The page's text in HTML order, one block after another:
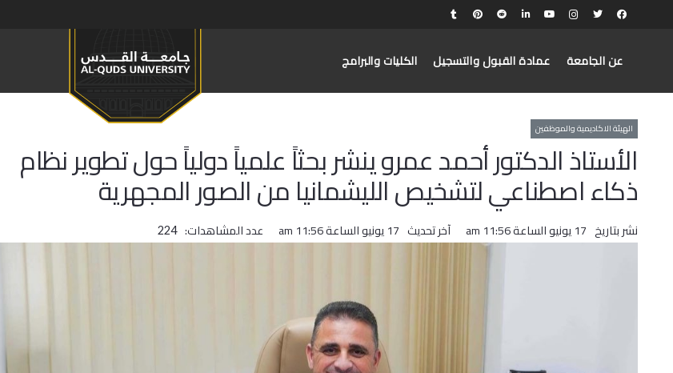
عن الجامعة عمادة القبول والتسجيل الكليات والبرامج
الهيئة الاكاديمية والموظفين
الأستاذ الدكتور أحمد عمرو ينشر بحثاً علمياً دولياً حول تطوير نظام
ذكاء اصطناعي لتشخيص الليشمانيا من الصور المجهرية
نشر بتاريخ 17 يونيو الساعة 11:56 am آخر تحديث 17 يونيو الساعة 11:56 am عدد المشاهدات: 224